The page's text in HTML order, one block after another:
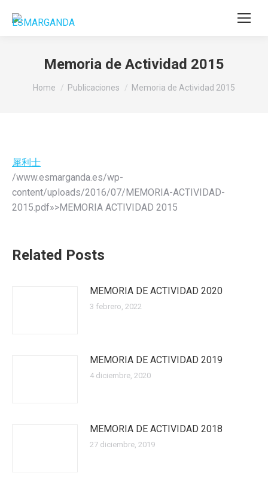
Memoria de Actividad 2015
You are here:
Home Publicaciones Memoria de Actividad 2015
犀利士
/www.esmarganda.es/wp-
content/uploads/2016/07/MEMORIA-ACTIVIDAD-
2015.pdf»>MEMORIA ACTIVIDAD 2015
Related Posts
MEMORIA DE ACTIVIDAD 2020
3 febrero, 2022
MEMORIA DE ACTIVIDAD 2019
4 diciembre, 2020
MEMORIA DE ACTIVIDAD 2018
27 diciembre, 2019